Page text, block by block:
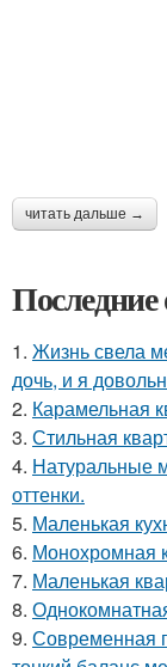
читать дальше →
Последние
1. Жизнь свела
дочь, и я
2. Карамельная
3. Стильная
4. Натуральные
оттенки.
5. Маленькая
6. Монохромная
7. Маленькая
8.
9. Современная